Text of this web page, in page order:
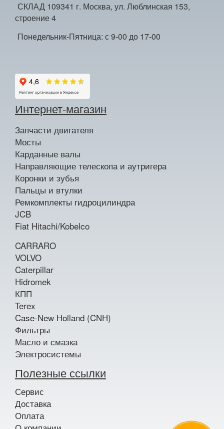
СКЛАД 109341 г. Москва, ул. Люблинская 153,
строение 4
Понедельник-Пятница: с 9-00 до 17-00
Интернет-магазин
Запчасти двигателя
Мосты
Карданные валы
Направляющие телескопа и аутригера
Коронки и зубья
Пальцы и втулки
Ремкомплекты гидроцилиндра
JCB
Fiat Hitachi/Kobelco
CARRARO
VOLVO
Caterpillar
Hidromek
КПП
Terex
Case-New Holland (CNH)
Фильтры
Масло и смазка
Электросистемы
Полезные ссылки
Сервис
Доставка
Оплата